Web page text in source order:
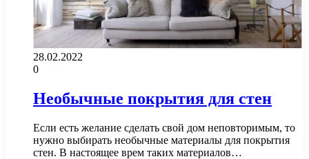
28.02.2022
0
Необычные покрытия для стен
Если есть желание сделать свой дом неповторимым, то
нужно выбирать необычные материалы для покрытия
стен. В настоящее врем таких материалов…